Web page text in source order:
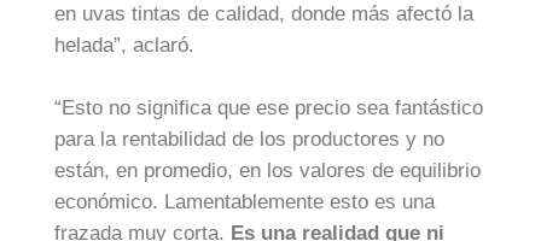
en uvas tintas de calidad, donde más afectó la
helada”, aclaró.
“Esto no significa que ese precio sea fantástico
para la rentabilidad de los productores y no
están, en promedio, en los valores de equilibrio
económico. Lamentablemente esto es una
frazada muy corta. Es una realidad que ni